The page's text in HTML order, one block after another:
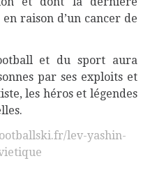
raison d’un cancer de
et du sport aura
par ses exploits et
les héros et légendes
lev-yashin-